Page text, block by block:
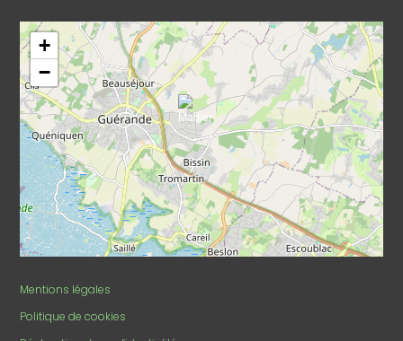
+
−
Mentions légales
Politique de cookies